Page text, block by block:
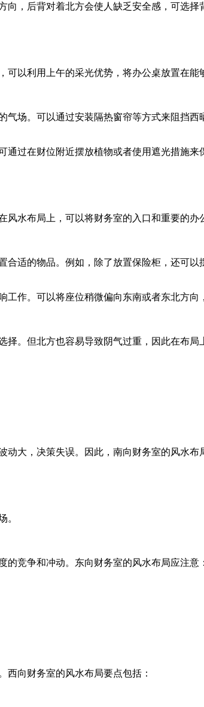
，后背对着北方会使人缺乏安全感，可选择
以利用上午的采光优势，将办公桌放置在能
场。可以通过安装隔热窗帘等方式来阻挡
过在财位附近摆放植物或者使用遮光措施来
水布局上，可以将财务室的入口和重要的办
适的物品。例如，除了放置保险柜，还可
作。可以将座位稍微偏向东南或者东北方向
。但北方也容易导致阴气过重，因此在布局
大，决策失误。因此，南向财务室的风水布
。
竞争和冲动。东向财务室的风水布局应注意：
向财务室的风水布局要点包括：